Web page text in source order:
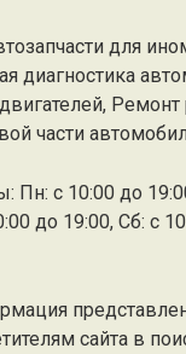
для
диагностика
Ремонт
части
Пн: с 10:00 до
до 19:00, Сб: с
сайта в